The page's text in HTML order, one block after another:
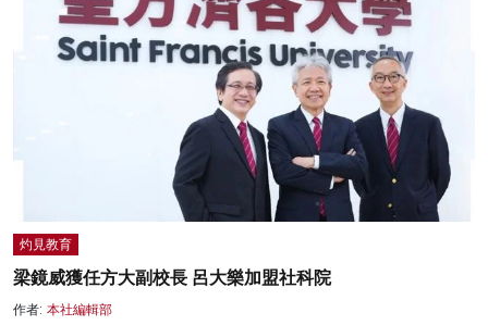
灼見教育
梁鏡威獲任方大副校長 呂大樂加盟社科院
作者: 本社編輯部